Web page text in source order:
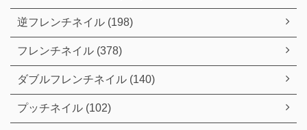
逆フレンチネイル (198)
フレンチネイル (378)
ダブルフレンチネイル (140)
プッチネイル (102)